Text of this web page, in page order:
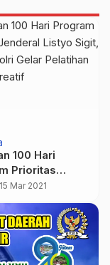
100 Hari
Prioritas
Listyo Sigit,
Konten Kreatif
Mar 2021